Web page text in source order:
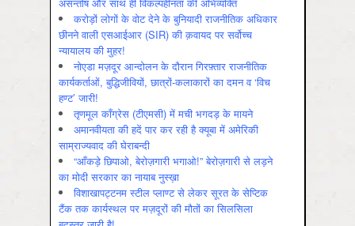
करोड़ों लोगों के वोट देने के बुनियादी राजनीतिक अधिकार
छीनने वाली एसआईआर (SIR) की क़वायद पर सर्वोच्च
न्यायालय की मुहर!
नोएडा मज़दूर आन्दोलन के दौरान गिरफ़्तार राजनीतिक
कार्यकर्ताओं, बुद्धिजीवियों, छात्रों-कलाकारों का दमन व ‘विच
हण्ट’ जारी!
तृणमूल काँग्रेस (टीएमसी) में मची भगदड़ के मायने
अमानवीयता की हदें पार कर रही है क्यूबा में अमेरिकी
साम्राज्यवाद की घेराबन्दी
“आँकड़े छिपाओ, बेरोज़गारी भगाओ!” बेरोज़गारी से लड़ने
का मोदी सरकार का नायाब नुस्ख़ा
विशाखापट्टनम स्टील प्लाण्ट से लेकर सूरत के सेप्टिक
टैंक तक कार्यस्थल पर मज़दूरों की मौतों का सिलसिला